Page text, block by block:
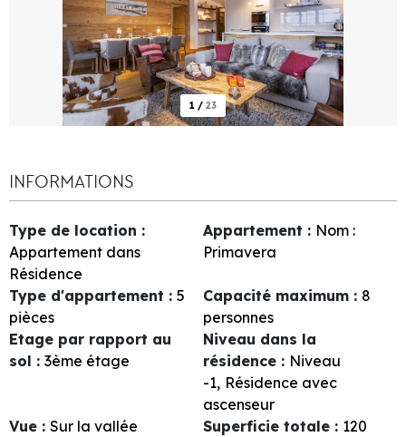
1 / 23
INFORMATIONS
Type de location :
Appartement dans
Résidence
Appartement : Nom :
Primavera
Type d'appartement : 5
pièces
Capacité maximum : 8
personnes
Etage par rapport au
sol : 3ème étage
Niveau dans la
résidence : Niveau
-1 Résidence avec
ascenseur
Vue : Sur la vallée Superficie totale : 120